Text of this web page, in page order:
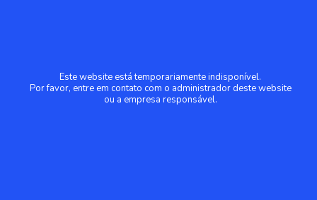
Este website está temporariamente indisponível.
Por favor, entre em contato com o administrador deste website
ou a empresa responsável.